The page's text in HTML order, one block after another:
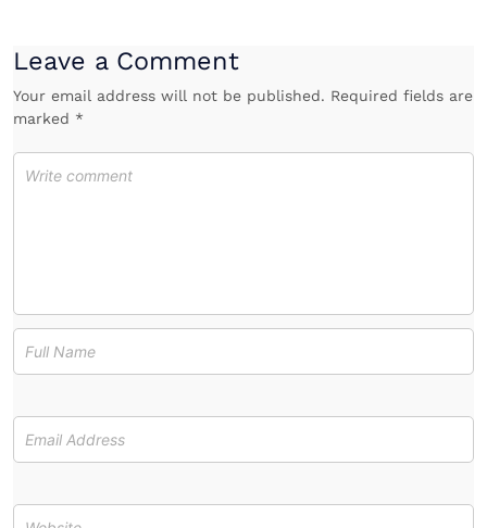
Leave a Comment
Your email address will not be published. Required fields are
marked *